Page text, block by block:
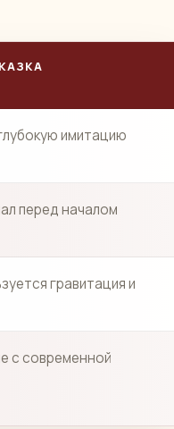
имитацию
перед началом
гравитация и
с современной